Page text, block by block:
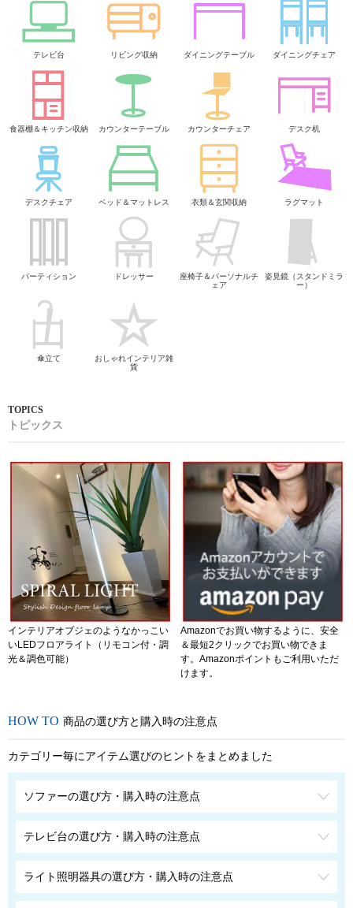
テレビ台 リビング収納 ダイニングテーブル ダイニングチェア
食器棚＆キッチン収納 カウンターテーブル カウンターチェア デスク机
デスクチェア ベッド＆マットレス 衣類＆玄関収納 ラグマット
パーティション ドレッサー
座椅子＆パーソナルチ
ェア
姿見鏡（スタンドミラ
ー）
傘立て
おしゃれインテリア雑
貨
トピックス
インテリアオブジェのようなかっこい
いLEDフロアライト（リモコン付・調
光＆調色可能）
Amazonでお買い物するように、安全
＆最短2クリックでお買い物できま
す。Amazonポイントもご利用いただ
けます。
商品の選び方と購入時の注意点
カテゴリー毎にアイテム選びのヒントをまとめました
ソファーの選び方・購入時の注意点
テレビ台の選び方・購入時の注意点
ライト照明器具の選び方・購入時の注意点